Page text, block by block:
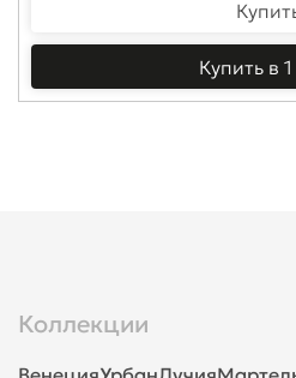
Купить в
Коллекции